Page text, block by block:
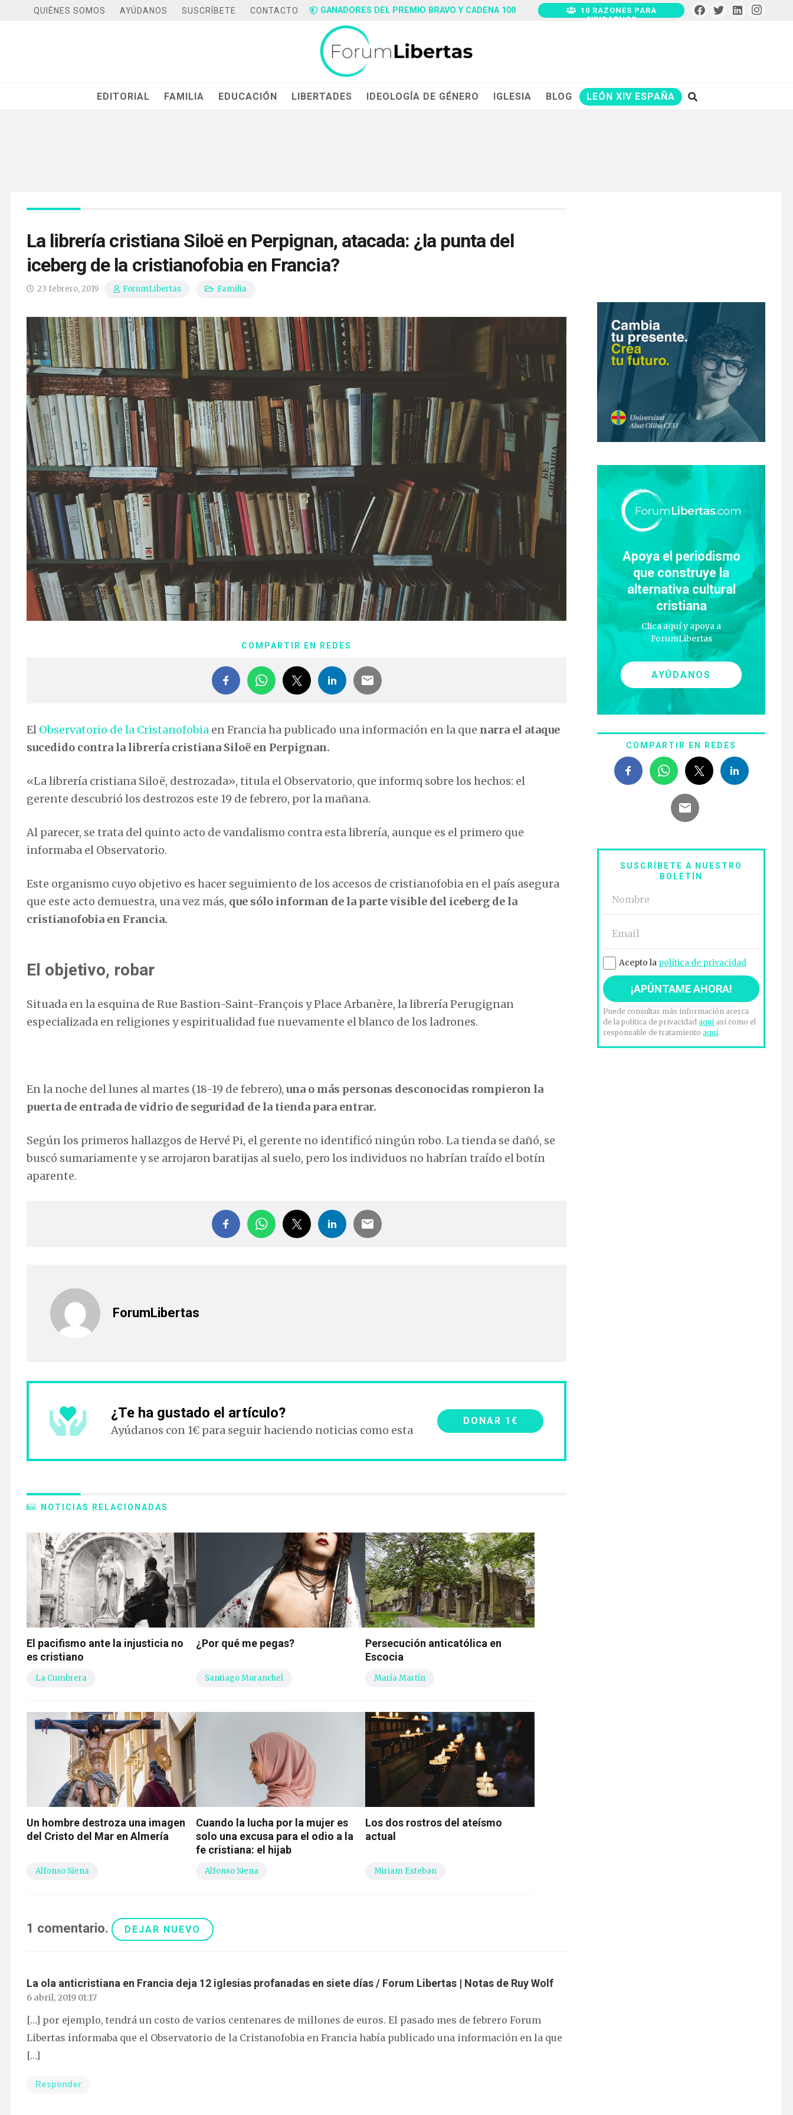
QUIÉNES SOMOS AYÚDANOS SUSCRÍBETE CONTACTO GANADORES DEL PREMIO BRAVO Y CADENA 100
10 RAZONES PARA
AYUDARNOS
EDITORIAL FAMILIA EDUCACIÓN LIBERTADES IDEOLOGÍA DE GÉNERO IGLESIA BLOG LEÓN XIV ESPAÑA
La librería cristiana Siloë en Perpignan, atacada: ¿la punta del
iceberg de la cristianofobia en Francia?
23 febrero, 2019 ForumLibertas Familia
COMPARTIR EN REDES
El Observatorio de la Cristanofobia en Francia ha publicado una información en la que narra el ataque
sucedido contra la librería cristiana Siloë en Perpignan.
«La librería cristiana Siloë, destrozada», titula el Observatorio, que informq sobre los hechos: el
gerente descubrió los destrozos este 19 de febrero, por la mañana.
Al parecer, se trata del quinto acto de vandalismo contra esta librería, aunque es el primero que
informaba el Observatorio.
Este organismo cuyo objetivo es hacer seguimiento de los accesos de cristianofobia en el país asegura
que este acto demuestra, una vez más, que sólo informan de la parte visible del iceberg de la
cristianofobia en Francia.
El objetivo, robar
Situada en la esquina de Rue Bastion-Saint-François y Place Arbanère, la librería Perugignan
especializada en religiones y espiritualidad fue nuevamente el blanco de los ladrones.
En la noche del lunes al martes (18-19 de febrero), una o más personas desconocidas rompieron la
puerta de entrada de vidrio de seguridad de la tienda para entrar.
Según los primeros hallazgos de Hervé Pi, el gerente no identificó ningún robo. La tienda se dañó, se
buscó sumariamente y se arrojaron baratijas al suelo, pero los individuos no habrían traído el botín
aparente.
ForumLibertas
¿Te ha gustado el artículo?
Ayúdanos con 1€ para seguir haciendo noticias como esta
DONAR 1€
NOTICIAS RELACIONADAS
El pacifismo ante la injusticia no
es cristiano
La Cumbrera
¿Por qué me pegas?
Santiago Moranchel
Persecución anticatólica en
Escocia
María Martín
Un hombre destroza una imagen
del Cristo del Mar en Almería
Alfonso Siena
Cuando la lucha por la mujer es
solo una excusa para el odio a la
fe cristiana: el hijab
Alfonso Siena
Los dos rostros del ateísmo
actual
Miriam Esteban
1 comentario. DEJAR NUEVO
La ola anticristiana en Francia deja 12 iglesias profanadas en siete días / Forum Libertas | Notas de Ruy Wolf
6 abril, 2019 01:17
[…] por ejemplo, tendrá un costo de varios centenares de millones de euros. El pasado mes de febrero Forum
Libertas informaba que el Observatorio de la Cristanofobia en Francia había publicado una información en la que
[…]
Responder
Apoya el periodismo
que construye la
alternativa cultural
cristiana
Clica aquí y apoya a
ForumLibertas
AYÚDANOS
COMPARTIR EN REDES
SUSCRÍBETE A NUESTRO
BOLETÍN
Acepto la política de privacidad
Puede consultar más información acerca
de la política de privacidadaquíasí como el
responsable de tratamientoaquí.